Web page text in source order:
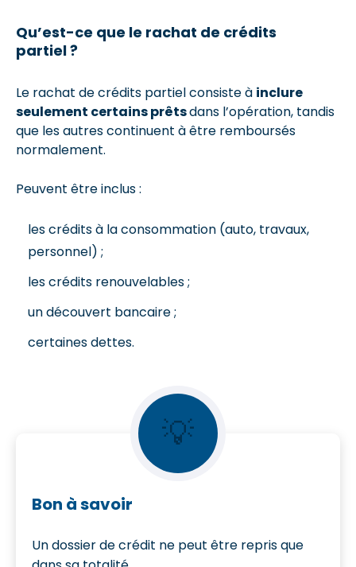
Qu’est-ce que le rachat de crédits
partiel ?
Le rachat de crédits partiel consiste à inclure
seulement certains prêtsdans l’opération, tandis
que les autres continuent à être remboursés
normalement.
Peuvent être inclus :
les crédits à la consommation (auto, travaux,
personnel) ;
les crédits renouvelables ;
un découvert bancaire ;
certaines dettes.
💡
Bon à savoir
Un dossier de crédit ne peut être repris que